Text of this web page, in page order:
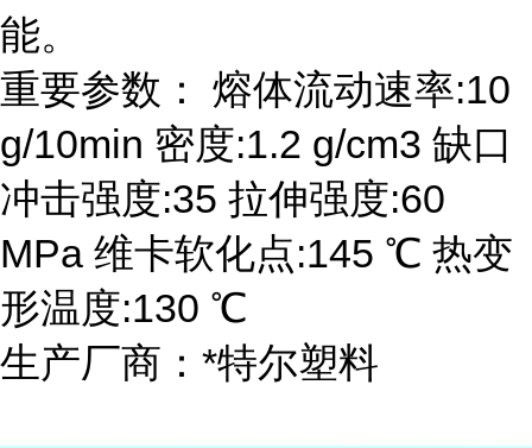
能。
重要参数： 熔体流动速率:10
g/10min 密度:1.2 g/cm3 缺口
冲击强度:35 拉伸强度:60
MPa 维卡软化点:145 ℃ 热变
形温度:130 ℃
生产厂商：*特尔塑料